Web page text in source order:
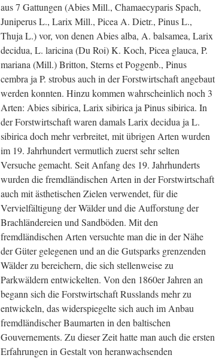
aus 7 Gattungen (Abies Mill., Chamaecyparis Spach,
Juniperus L., Larix Mill., Picea A. Dietr., Pinus L.,
Thuja L.) vor, von denen Abies alba, A. balsamea, Larix
decidua, L. laricina (Du Roi) K. Koch, Picea glauca, P.
mariana (Mill.) Britton, Sterns et Poggenb., Pinus
cembra ja P. strobus auch in der Forstwirtschaft angebaut
werden konnten. Hinzu kommen wahrscheinlich noch 3
Arten: Abies sibirica, Larix sibirica ja Pinus sibirica. In
der Forstwirtschaft waren damals Larix decidua ja L.
sibirica doch mehr verbreitet, mit übrigen Arten wurden
im 19. Jahrhundert vermutlich zuerst sehr selten
Versuche gemacht. Seit Anfang des 19. Jahrhunderts
wurden die fremdländischen Arten in der Forstwirtschaft
auch mit ästhetischen Zielen verwendet, für die
Vervielfältigung der Wälder und die Aufforstung der
Brachländereien und Sandböden. Mit den
fremdländischen Arten versuchte man die in der Nähe
der Güter gelegenen und an die Gutsparks grenzenden
Wälder zu bereichern, die sich stellenweise zu
Parkwäldern entwickelten. Von den 1860er Jahren an
begann sich die Forstwirtschaft Russlands mehr zu
entwickeln, das widerspiegelte sich auch im Anbau
fremdländischer Baumarten in den baltischen
Gouvernements. Zu dieser Zeit hatte man auch die ersten
Erfahrungen in Gestalt von heranwachsenden